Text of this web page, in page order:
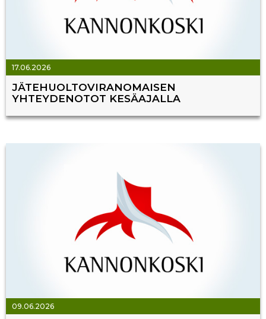
17.06.2026
JÄTEHUOLTOVIRANOMAISEN
YHTEYDENOTOT KESÄAJALLA
09.06.2026